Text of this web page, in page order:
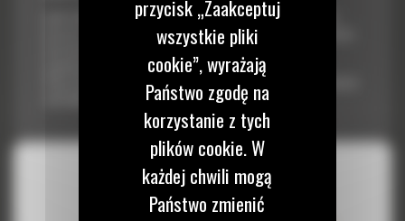
Łyżki Cat® to więcej niż tylko dodatek — stanowią rozszerzenie
maszyn Cat. Każda z nich jest idealnie wyważona pod kątem koparek,
aby umożliwić nasypowe transportowanie materiałów bez
negatywnego wpływu na oszczędność paliwa lub stan maszyny.
Stworzyliśmy je w celu szybszego napełniania, utrzymywania kontroli
nad ładunkiem i dopasowania do poszczególnych zadań....
przycisk „Zaakceptuj
wszystkie pliki
cookie”, wyrażają
Państwo zgodę na
korzystanie z tych
plików cookie. W
każdej chwili mogą
Państwo zmienić